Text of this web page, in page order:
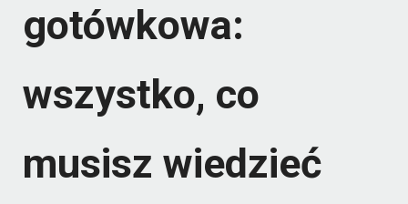
gotówkowa:
wszystko, co
musisz wiedzieć